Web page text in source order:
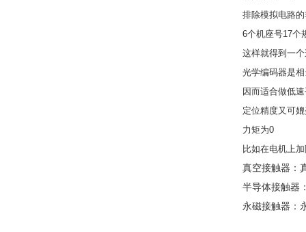
排除模拟电路
6个机座号17个
这样就得到一
光学编码器是
因而适合做低
定位精度又可
力矩为0
比如在电机上
真空接触器：
半导体接触器
永磁接触器：